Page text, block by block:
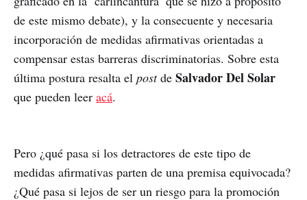
de este mismo debate), y la consecuente y necesaria
incorporación de medidas afirmativas orientadas a
compensar estas barreras discriminatorias. Sobre esta
última postura resalta el postde Salvador Del Solar
que pueden leer acá.
Pero ¿qué pasa si los detractores de este tipo de
medidas afirmativas parten de una premisa equivocada?
¿Qué pasa si lejos de ser un riesgo para la promoción